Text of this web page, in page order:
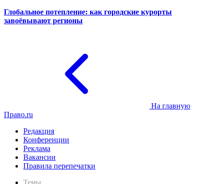
Глобальное потепление: как городские курорты
завоёвывают регионы
На главную
Право.ru
Редакция
Конференции
Реклама
Вакансии
Правила перепечатки
Темы